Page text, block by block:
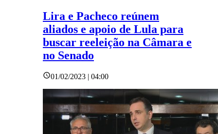
Lira e Pacheco reúnem
aliados e apoio de Lula para
buscar reeleição na Câmara e
no Senado
01/02/2023 | 04:00